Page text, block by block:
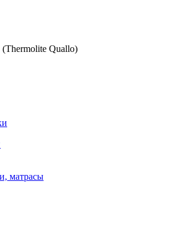
(Thermolite Quallo)
матрасы